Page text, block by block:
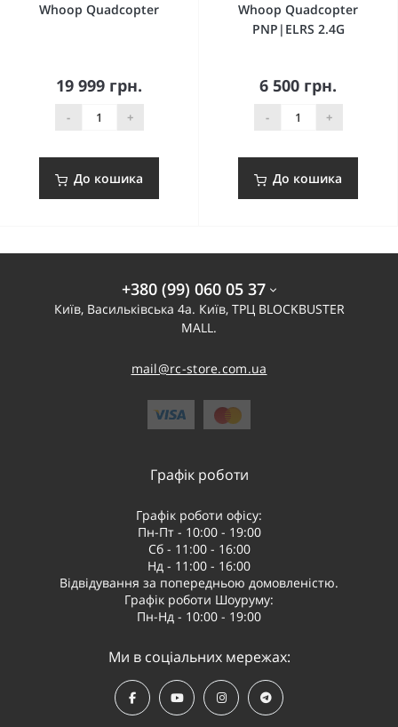
Whoop Quadcopter
19 999 грн.
- +
До кошика
Whoop Quadcopter
PNP|ELRS 2.4G
6 500 грн.
- +
До кошика
+380 (99) 060 05 37
Київ, Васильківська 4а. Київ, ТРЦ BLOCKBUSTER
MALL.
mail@rc-store.com.ua
Графік роботи
Графік роботи офісу:
Пн-Пт - 10:00 - 19:00
Сб - 11:00 - 16:00
Нд - 11:00 - 16:00
Відвідування за попередньою домовленістю.
Графік роботи Шоуруму:
Пн-Нд - 10:00 - 19:00
Ми в соціальних мережах: